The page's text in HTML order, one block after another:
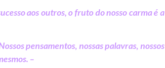
aos outros, o fruto do nosso carma é a
pensamentos, nossas palavras, nossos
–